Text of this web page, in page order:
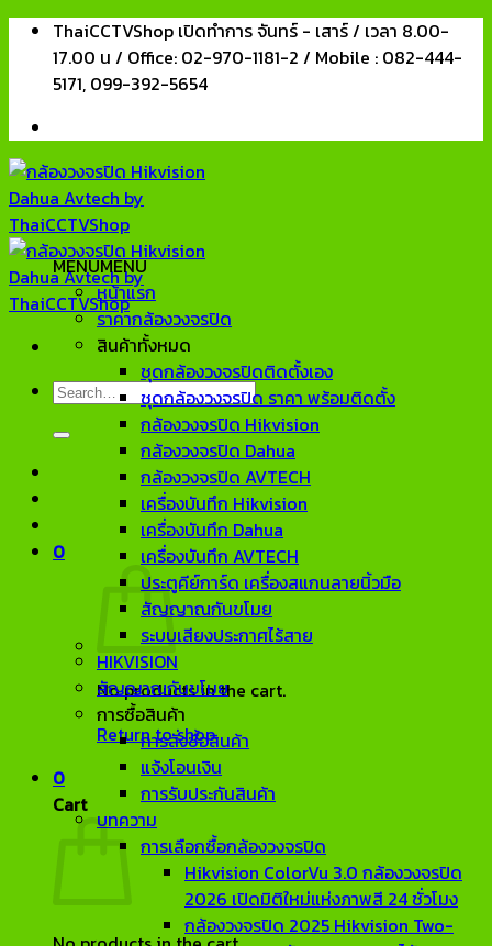
Skip
content
ThaiCCTVShop เปิดทำการ จันทร์ - เสาร์ / เวลา 8.00-
17.00 น / Office: 02-970-1181-2 / Mobile : 082-444-
5171, 099-392-5654
Search
0
No products in the cart.
Return to shop
0
Cart
MENUMENU
หน้าแรก
ราคากล้องวงจรปิด
สินค้าทั้งหมด
ชุดกล้องวงจรปิดติดตั้งเอง
ชุดกล้องวงจรปิด ราคา พร้อมติดตั้ง
กล้องวงจรปิด Hikvision
กล้องวงจรปิด Dahua
กล้องวงจรปิด AVTECH
เครื่องบันทึก Hikvision
เครื่องบันทึก Dahua
เครื่องบันทึก AVTECH
ประตูคีย์การ์ด เครื่องสแกนลายนิ้วมือ
สัญญาณกันขโมย
ระบบเสียงประกาศไร้สาย
HIKVISION
สัญญาณกันขโมย
การซื้อสินค้า
การสั่งซื้อสินค้า
แจ้งโอนเงิน
การรับประกันสินค้า
บทความ
การเลือกซื้อกล้องวงจรปิด
Hikvision ColorVu 3.0 กล้องวงจรปิด
2026 เปิดมิติใหม่แห่งภาพสี 24 ชั่วโมง
กล้องวงจรปิด 2025 Hikvision Two-